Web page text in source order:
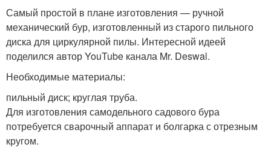
Самый простой в плане изготовления — ручной
механический бур, изготовленный из старого пильного
диска для циркулярной пилы. Интересной идеей
поделился автор YouTube канала Mr. Deswal.
Необходимые материалы:
пильный диск; круглая труба.
Для изготовления самодельного садового бура
потребуется сварочный аппарат и болгарка с отрезным
кругом.